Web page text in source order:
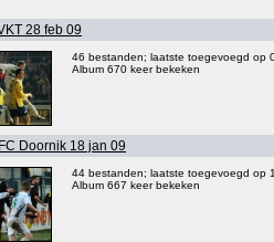
28 feb 09
46 bestanden; laatste toegevoegd op
Album 670 keer bekeken
Doornik 18 jan 09
44 bestanden; laatste toegevoegd op
Album 667 keer bekeken